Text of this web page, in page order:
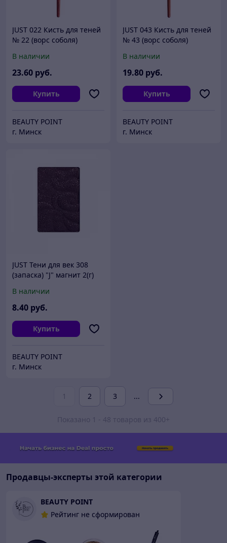
JUST 022 Кисть для теней
№ 22 (ворс соболя)
В наличии
23.60 руб.
Купить
BEAUTY POINT
г. Минск
JUST 043 Кисть для теней
№ 43 (ворс соболя)
В наличии
19.80 руб.
Купить
BEAUTY POINT
г. Минск
JUST Тени для век 308
(запаска) "J" магнит 2(г)
В наличии
8.40 руб.
Купить
BEAUTY POINT
г. Минск
1 2 3 ...
Показано 1 - 48 товаров из 400+
Продавцы-эксперты этой категории
BEAUTY POINT
Рейтинг не сформирован